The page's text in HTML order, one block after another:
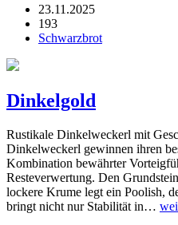
23.11.2025
193
Schwarzbrot
Dinkelgold
Rustikale Dinkelweckerl mit
Dinkelweckerl gewinnen ihren
Kombination bewährter
Resteverwertung. Den
lockere Krume legt ein Poolish,
bringt nicht nur Stabilität in…